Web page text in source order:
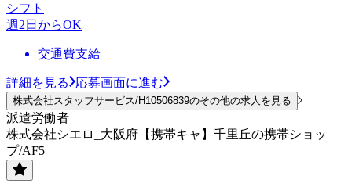
シフト
週2日からOK
交通費支給
詳細を見る 応募画面に進む
株式会社スタッフサービス/H10506839のその他の求人を見る
派遣労働者
株式会社シエロ_大阪府【携帯キャ】千里丘の携帯ショッ
プ/AF5